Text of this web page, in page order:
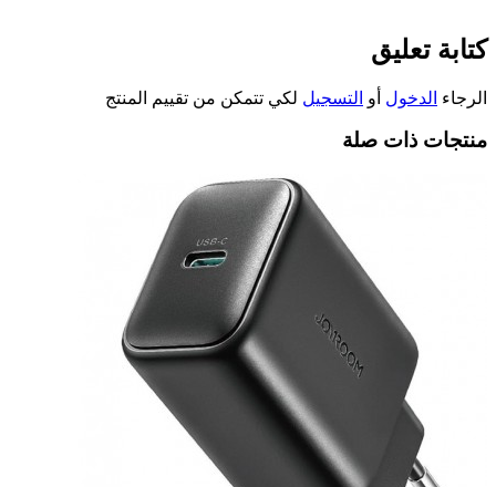
كتابة تعليق
الرجاء الدخول أو التسجيل لكي تتمكن من تقييم المنتج
منتجات ذات صلة